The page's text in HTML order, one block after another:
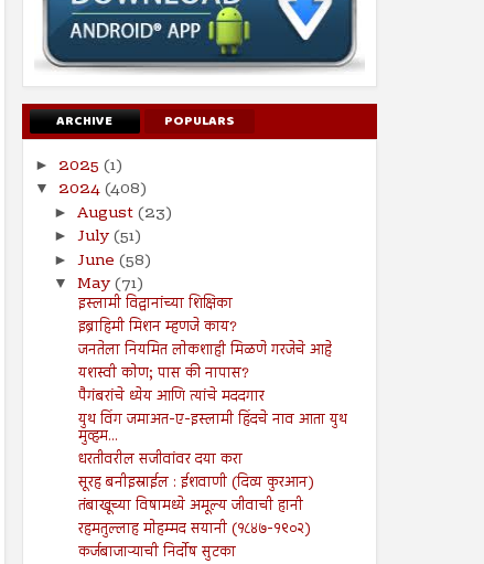
ARCHIVE POPULARS
► 2025 (1)
▼ 2024(408)
► August(23)
► July(51)
► June (58)
▼ May(71)
इस्लामी विद्वानांच्या शिक्षिका
इब्राहिमी मिशन म्हणजे काय?
जनतेला नियमित लोकशाही मिळणे गरजेचे आहे
यशस्वी कोण; पास की नापास?
पैगंबरांचे ध्येय आणि त्यांचे मददगार
युथ विंग जमाअत-ए-इस्लामी हिंदचे नाव आता युथ
मुव्हम...
धरतीवरील सजीवांवर दया करा
सूरह बनीइस्राईल : ईशवाणी (दिव्य कुरआन)
तंबाखूच्या विषामध्ये अमूल्य जीवाची हानी
रहमतुल्लाह मोहम्मद सयानी (१८४७-१९०२)
कर्जबाजाऱ्याची निर्दोष सुटका